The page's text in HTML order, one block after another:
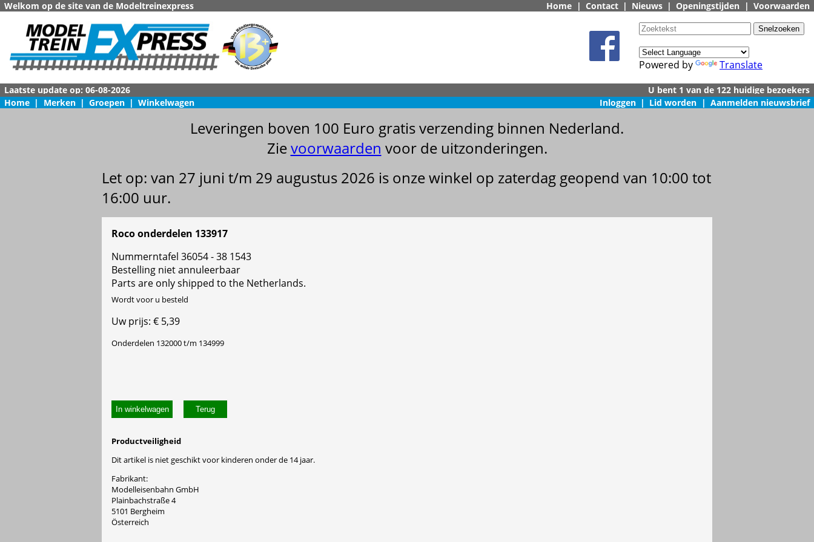
Welkom op de site van de Modeltreinexpress Home | Contact | Nieuws | Openingstijden | Voorwaarden
Powered by Translate
Home | Merken | Groepen | Winkelwagen Inloggen | Lid worden | Aanmelden nieuwsbrief
Leveringen boven 100 Euro gratis verzending binnen Nederland.
Zievoorwaarden voor de uitzonderingen.
Let op: van 27 juni t/m 29 augustus 2026 is onze winkel op zaterdag geopend van 10:00 tot
16:00 uur.
Roco onderdelen 133917
Nummerntafel 36054 - 38 1543
Bestelling niet annuleerbaar
Parts are only shipped to the Netherlands.
Wordt voor u besteld
Uw prijs: € 5,39
Onderdelen 132000 t/m 134999
In winkelwagen
Productveiligheid
Dit artikel is niet geschikt voor kinderen onder de 14 jaar.
Fabrikant:
Modelleisenbahn GmbH
Plainbachstraße 4
5101 Bergheim
Österreich